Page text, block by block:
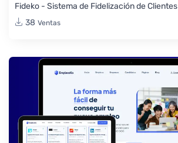
Fideko - Sistema de Fidelización de Clientes
38 Ventas